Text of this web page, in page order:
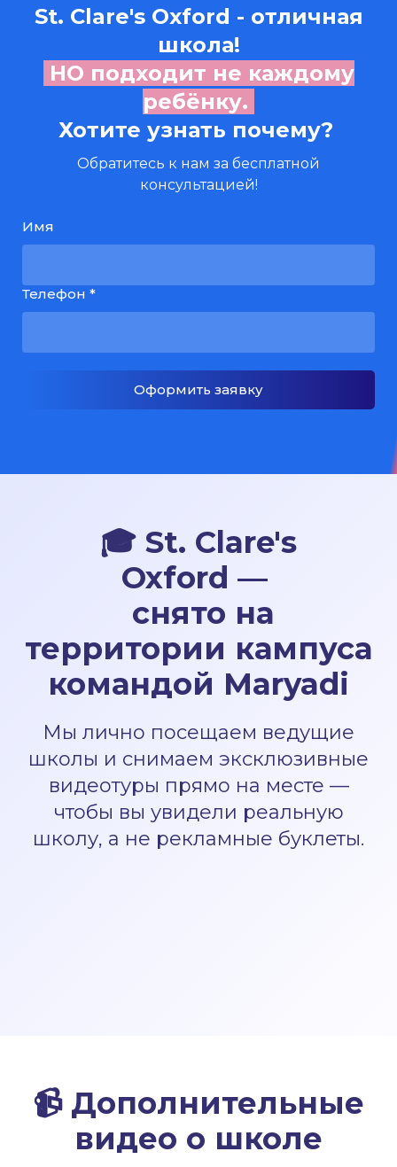
St. Clare's Oxford - отличная
школа!
НО подходит не каждому
ребёнку.
Хотите узнать почему?
Обратитесь к нам за бесплатной
консультацией!
Имя
Телефон *
Оформить заявку
🎓 St. Clare's
Oxford —
снято на
территории кампуса
командой Maryadi
Мы лично посещаем ведущие
школы и снимаем эксклюзивные
видеотуры прямо на месте —
чтобы вы увидели реальную
школу, а не рекламные буклеты.
📹 Дополнительные
видео о школе